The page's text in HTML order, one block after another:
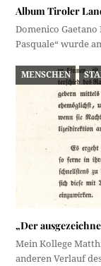
Album Tiroler
Domenico
Pasquale“ wurde
MENSCHEN
„Der
Mein Kollege
anderen Verlauf